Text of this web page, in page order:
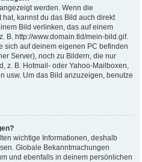
werden. Wenn die
kannst du das Bild auch direkt
Bild verlinken, das auf einem
B. http://www.domain.tld/mein-bild.gif.
sich auf deinem eigenen PC befinden
Server), noch zu Bildern, die nur
z. B. Hotmail- oder Yahoo-Mailboxen,
usw. Um das Bild anzuzeigen, benutze
wichtige Informationen, deshalb
Globale Bekanntmachungen
und ebenfalls in deinem persönlichen